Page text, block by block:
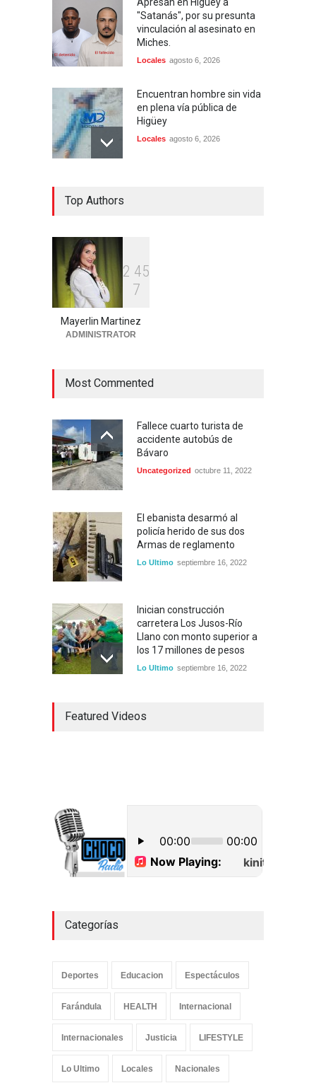
"Satanás", por su presunta
vinculación al asesinato en
Miches.
Locales agosto 6, 2026
Encuentran hombre sin vida
en plena vía pública de
Higüey
Locales agosto 6, 2026
PN activa búsqueda de dos
prófugos de la justicia en
Locales
Top Authors
2 45
7
Mayerlin Martinez
ADMINISTRATOR
Most Commented
Fallece cuarto turista de
accidente autobús de
Bávaro
Uncategorized octubre 11, 2022
El ebanista desarmó al
policía herido de sus dos
Armas de reglamento
Lo Ultimo septiembre 16, 2022
Inician construcción
carretera Los Jusos-Río
Llano con monto superior a
los 17 millones de pesos
Lo Ultimo septiembre 16, 2022
15 paquetes de presumible
detalla alcance Plan de
septiembre 18, 2022
Featured Videos
Categorías
Deportes Educacion Espectáculos
Farándula HEALTH Internacional
Internacionales Justicia LIFESTYLE
Lo Ultimo Locales Nacionales